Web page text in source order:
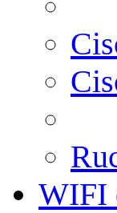
WIFI